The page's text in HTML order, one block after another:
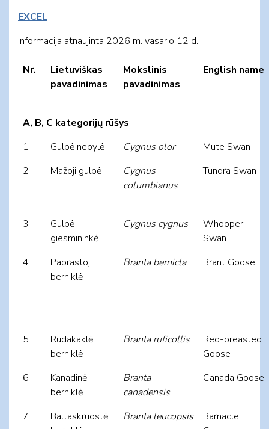
EXCEL
Informacija atnaujinta 2026 m. vasario 12 d.
Nr.
Lietuviškas
pavadinimas
Mokslinis
pavadinimas
English name
A, B, C kategorijų rūšys
1
Gulbė nebylė Cygnus olor
Mute Swan
2
Mažoji gulbė
Cygnus
columbianus
Tundra Swan
3
Gulbė
giesmininkė
Cygnus cygnus
Whooper
Swan
4
Paprastoji
berniklė
Branta bernicla Brant Goose
5
Rudakaklė
berniklė
Branta ruficollis
Red-breasted
Goose
6
Kanadinė
berniklė
Branta
canadensis
Canada Goose
7
Baltaskruostė
Branta leucopsis
Barnacle